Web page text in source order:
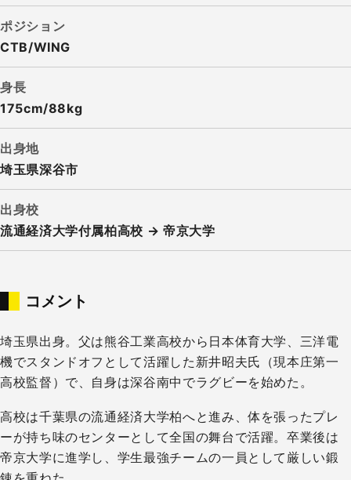
ポジション
CTB/WING
身長
175cm/88kg
出身地
埼玉県深谷市
出身校
流通経済大学付属柏高校 → 帝京大学
コメント
埼玉県出身。父は熊谷工業高校から日本体育大学、三洋電
機でスタンドオフとして活躍した新井昭夫氏（現本庄第一
高校監督）で、自身は深谷南中でラグビーを始めた。
高校は千葉県の流通経済大学柏へと進み、体を張ったプレ
ーが持ち味のセンターとして全国の舞台で活躍。卒業後は
帝京大学に進学し、学生最強チームの一員として厳しい鍛